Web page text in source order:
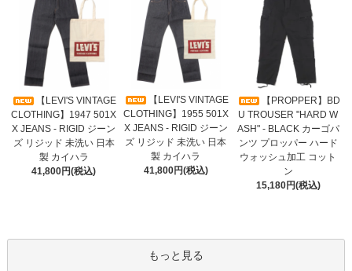
【LEVI'S VINTAGE
CLOTHING】1947 501X
X JEANS - RIGID ジーン
ズ リジッド 未洗い 日本
製 カイハラ
41,800円(税込)
【LEVI'S VINTAGE
CLOTHING】1955 501X
X JEANS - RIGID ジーン
ズ リジッド 未洗い 日本
製 カイハラ
41,800円(税込)
【PROPPER】BD
U TROUSER "HARD W
ASH" - BLACK カーゴパ
ンツ プロッパー ハード
ウォッシュ加工 コット
ン
15,180円(税込)
もっと見る